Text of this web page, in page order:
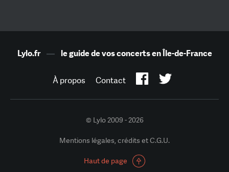
Lylo.fr— le guide de vos concerts en Île-de-France
À propos Contact
© Lylo 2009 - 2026
Mentions légales, crédits et C.G.U.
Haut de page